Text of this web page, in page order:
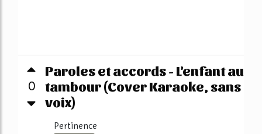
0
Paroles et accords - L'enfant au
tambour (Cover Karaoke, sans
voix)
Pertinence